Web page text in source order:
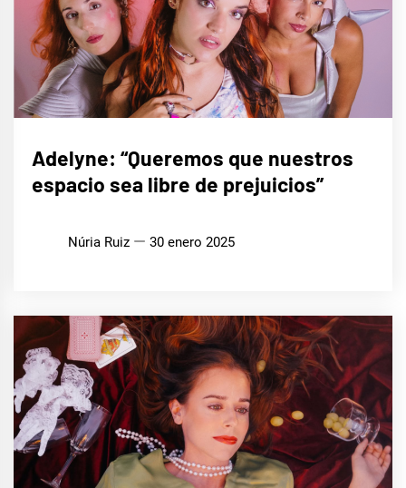
Adelyne: “Queremos que nuestros
espacio sea libre de prejuicios”
Núria Ruiz 30 enero 2025